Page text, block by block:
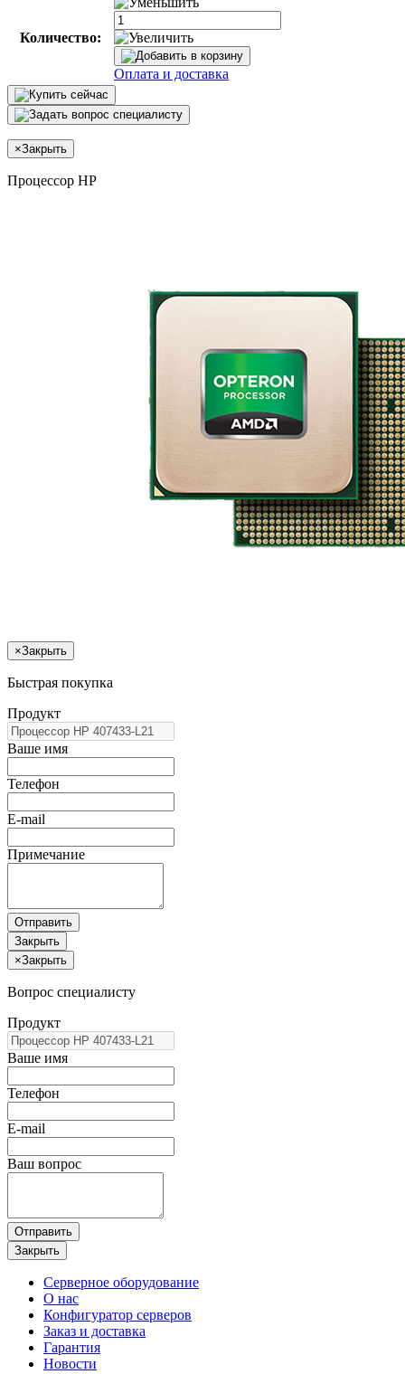
Количество:
Оплата и доставка
×Закрыть
Процессор HP
×Закрыть
Быстрая покупка
Продукт
Ваше имя
Телефон
E-mail
Примечание
Отправить
Закрыть
×Закрыть
Вопрос специалисту
Продукт
Ваше имя
Телефон
E-mail
Ваш вопрос
Отправить
Закрыть
Серверное оборудование
О нас
Конфигуратор серверов
Заказ и доставка
Гарантия
Новости